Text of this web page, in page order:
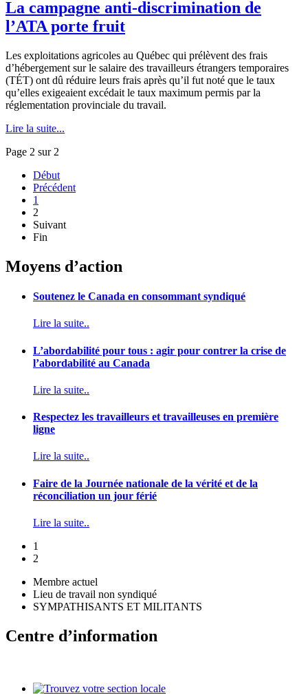
La campagne anti-discrimination de
l’ATA porte fruit
Les exploitations agricoles au Québec qui prélèvent des frais
d’hébergement sur le salaire des travailleurs étrangers temporaires
(TÉT) ont dû réduire leurs frais après qu’il fut noté que le taux
qu’elles exigeaient excédait le taux maximum permis par la
réglementation provinciale du travail.
Lire la suite...
Page 2 sur 2
Début
Précédent
1
2
Suivant
Fin
Moyens d’action
Soutenez le Canada en consommant syndiqué
Lire la suite..
L’abordabilité pour tous : agir pour contrer la crise de
l’abordabilité au Canada
Lire la suite..
Respectez les travailleurs et travailleuses en première
ligne
Lire la suite..
Faire de la Journée nationale de la vérité et de la
réconciliation un jour férié
Lire la suite..
1
2
Membre actuel
Lieu de travail non syndiqué
SYMPATHISANTS ET MILITANTS
Centre d’information